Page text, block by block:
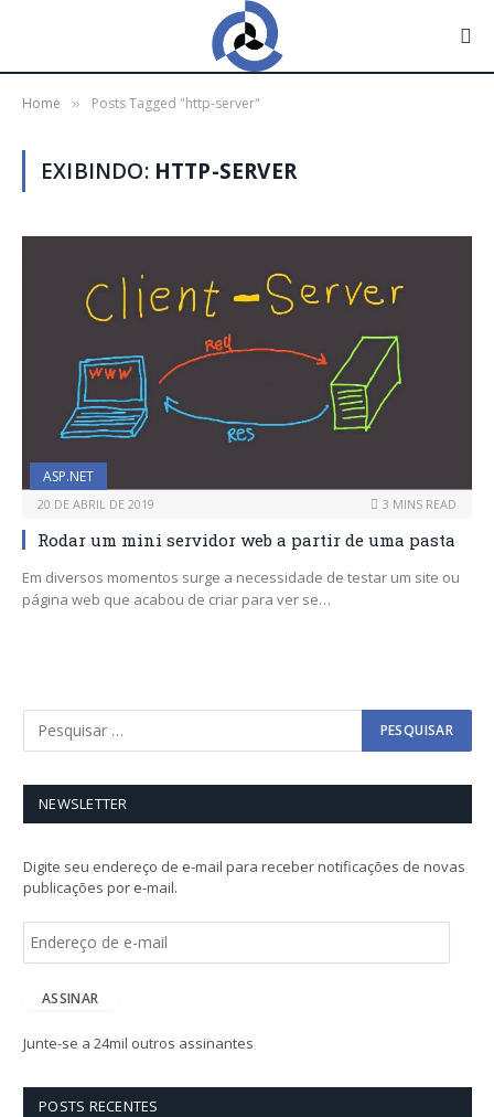
Home » Posts Tagged "http-server"
EXIBINDO: HTTP-SERVER
ASP.NET
20 DE ABRIL DE 2019 3 MINS READ
Rodar um mini servidor web a partir de uma pasta
Em diversos momentos surge a necessidade de testar um site ou
página web que acabou de criar para ver se…
NEWSLETTER
Digite seu endereço de e-mail para receber notificações de novas
publicações por e-mail.
e
ç
ASSINAR
Junte-se a 24mil outros assinantes
POSTS RECENTES